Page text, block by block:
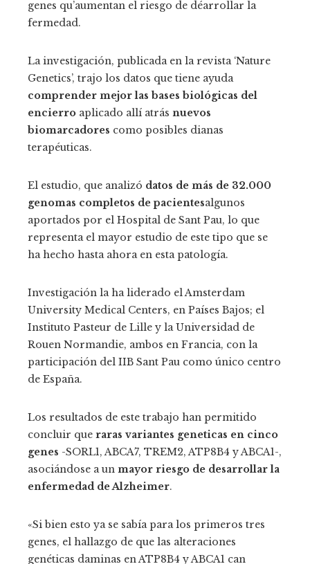
genes qu’aumentan el riesgo de déarrollar la
fermedad.
La investigación, publicada en la revista ‘Nature
Genetics’, trajo los datos que tiene ayuda
comprender mejor las bases biológicas del
encierro aplicado allí atrás nuevos
biomarcadores como posibles dianas
terapéuticas.
El estudio, que analizó datos de más de 32.000
genomas completos de pacientesalgunos
aportados por el Hospital de Sant Pau, lo que
representa el mayor estudio de este tipo que se
ha hecho hasta ahora en esta patología.
Investigación la ha liderado el Amsterdam
University Medical Centers, en Países Bajos; el
Instituto Pasteur de Lille y la Universidad de
Rouen Normandie, ambos en Francia, con la
participación del IIB Sant Pau como único centro
de España.
Los resultados de este trabajo han permitido
concluir que raras variantes geneticas en cinco
genes -SORL1, ABCA7, TREM2, ATP8B4 y ABCA1-,
asociándose a un mayor riesgo de desarrollar la
enfermedad de Alzheimer.
«Si bien esto ya se sabía para los primeros tres
genes, el hallazgo de que las alteraciones
genéticas daminas en ATP8B4 y ABCA1 can